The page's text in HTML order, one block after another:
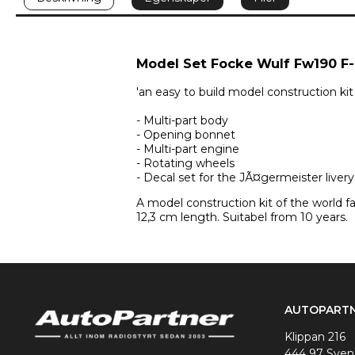
Model Set Focke Wulf Fw190
'an easy to build model construction kit
- Multi-part body
- Opening bonnet
- Multi-part engine
- Rotating wheels
- Decal set for the JÃ¤germeister
A model construction kit of the world
12,3 cm length. Suitabel from 10 years.
Klippan 216